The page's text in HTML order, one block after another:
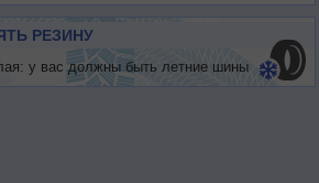
РЕЗИНУ
у вас должны быть летние шины